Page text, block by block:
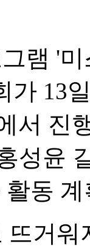
램 '
가 13
서 진
성윤
동
뜨거